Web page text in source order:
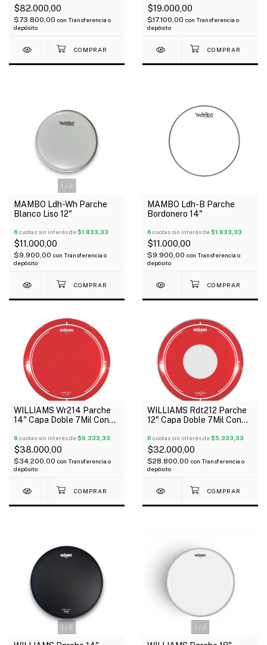
$82.000,00
$73.800,00 con Transferencia o
depósito
$19.000,00
$17.100,00 con Transferencia o
depósito
1 / 2
MAMBO Ldh-Wh Parche
Blanco Liso 12"
6 cuotas sin interés de$1.833,33
$11.000,00
$9.900,00 con Transferencia o
depósito
MAMBO Ldh-B Parche
Bordonero 14"
6 cuotas sin interés de$1.833,33
$11.000,00
$9.900,00 con Transferencia o
depósito
WILLIAMS Wr214 Parche
14" Capa Doble 7Mil Con
6 cuotas sin interés de$6.333,33
$38.000,00
$34.200,00 con Transferencia o
depósito
WILLIAMS Rdt212 Parche
12" Capa Doble 7Mil Con
Dot
6 cuotas sin interés de$5.333,33
$32.000,00
$28.800,00 con Transferencia o
depósito
1 / 2 1 / 2